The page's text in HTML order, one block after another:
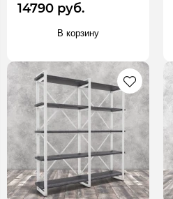
14790 руб.
В корзину